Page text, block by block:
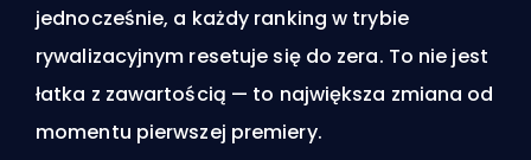
jednocześnie, a każdy ranking w trybie
rywalizacyjnym resetuje się do zera. To nie jest
łatka z zawartością — to największa zmiana od
momentu pierwszej premiery.